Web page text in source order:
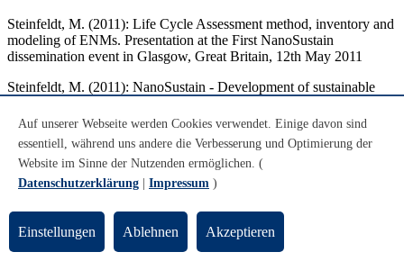
Steinfeldt, M. (2011): Life Cycle Assessment method, inventory and
modeling of ENMs. Presentation at the First NanoSustain
dissemination event in Glasgow, Great Britain, 12th May 2011
Steinfeldt, M. (2011): NanoSustain - Development of sustainable
characterization and LCA, Presentation at the Specialist
Brainstorming and Coordination Meeting ,Life cycle Assessment
(LCA) & Risk Analysis in Nanomaterials-related NMP projects' in
Brussels, March 02, 2011
– Faktor 10 oder eher inkrementelle Effizienzsteigerungen mit
hohen Risiken? Präsentation auf der NTA4 – Vierte Konferenz des
Netzwerkes TA "Der Systemblick auf Innovation –
Auf unserer Webseite werden Cookies verwendet. Einige davon sind
essentiell, während uns andere die Verbesserung und Optimierung der
Website im Sinne der Nutzenden ermöglichen. (
Datenschutzerklärung
Impressum )
Einstellungen Ablehnen Akzeptieren